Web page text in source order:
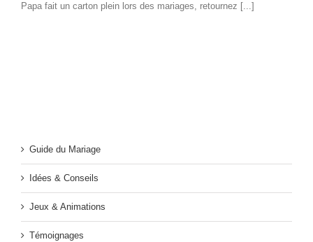
Papa fait un carton plein lors des mariages, retournez [...]
Guide du Mariage
Idées & Conseils
Jeux & Animations
Témoignages